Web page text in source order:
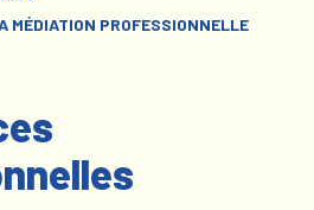
MÉDIATION PROFESSIONNELLE